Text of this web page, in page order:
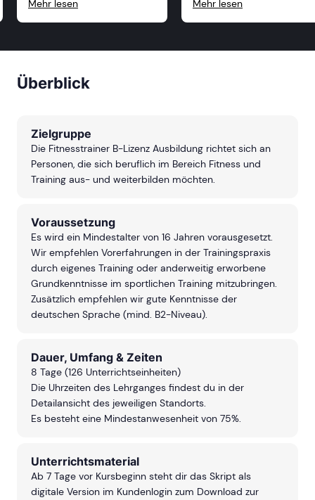
anspruchsvoll und
professionell, die Dozenten
kann die Akademie nur
Jahr weitere Kurse zu
Mehr lesen
freue mich schon auf
nächste Ausbildung bei
Mehr lesen
Überblick
Zielgruppe
Die Fitnesstrainer B-Lizenz Ausbildung richtet sich an
Personen, die sich beruflich im Bereich Fitness und
Training aus- und weiterbilden möchten.
Voraussetzung
Es wird ein Mindestalter von 16 Jahren vorausgesetzt.
Wir empfehlen Vorerfahrungen in der Trainingspraxis
durch eigenes Training oder anderweitig erworbene
Grundkenntnisse im sportlichen Training mitzubringen.
Zusätzlich empfehlen wir gute Kenntnisse der
deutschen Sprache (mind. B2-Niveau).
Dauer, Umfang & Zeiten
8 Tage (126 Unterrichtseinheiten)
Die Uhrzeiten des Lehrganges findest du in der
Detailansicht des jeweiligen Standorts.
Es besteht eine Mindestanwesenheit von 75%.
Unterrichtsmaterial
Ab 7 Tage vor Kursbeginn steht dir das Skript als
digitale Version im Kundenlogin zum Download zur